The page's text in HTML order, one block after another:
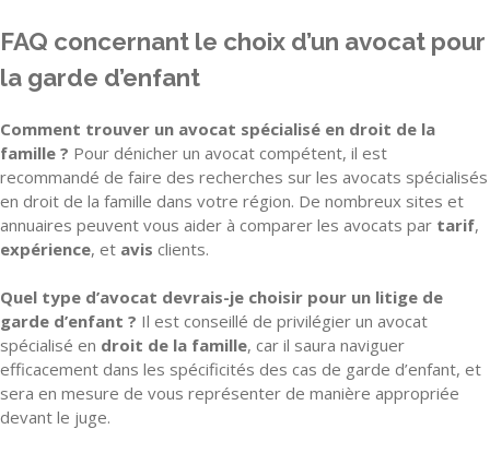
FAQ concernant le choix d’un avocat pour
la garde d’enfant
Comment trouver un avocat spécialisé en droit de la
famille ? Pour dénicher un avocat compétent, il est
recommandé de faire des recherches sur les avocats spécialisés
en droit de la famille dans votre région. De nombreux sites et
annuaires peuvent vous aider à comparer les avocats par tarif,
expérience, et avis clients.
Quel type d’avocat devrais-je choisir pour un litige de
garde d’enfant ? Il est conseillé de privilégier un avocat
spécialisé en droit de la famille, car il saura naviguer
efficacement dans les spécificités des cas de garde d’enfant, et
sera en mesure de vous représenter de manière appropriée
devant le juge.